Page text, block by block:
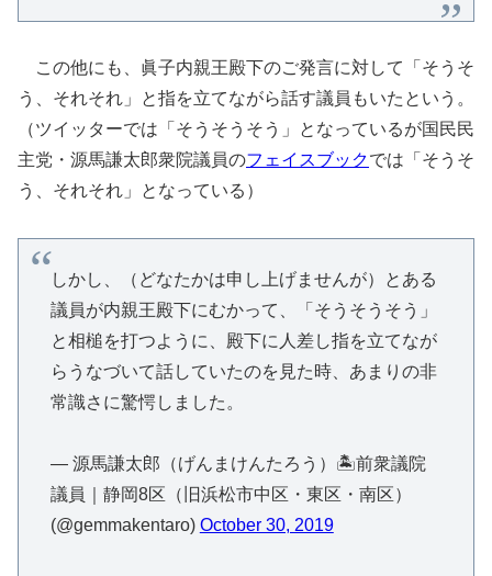
この他にも、眞子内親王殿下のご発言に対して「そうそ
う、それそれ」と指を立てながら話す議員もいたという。
（ツイッターでは「そうそうそう」となっているが国民民
主党・源馬謙太郎衆院議員のフェイスブックでは「そうそ
う、それそれ」となっている）
しかし、（どなたかは申し上げませんが）とある
議員が内親王殿下にむかって、「そうそうそう」
と相槌を打つように、殿下に人差し指を立てなが
らうなづいて話していたのを見た時、あまりの非
常識さに驚愕しました。
— 源馬謙太郎（げんまけんたろう）🏝前衆議院
議員｜静岡8区（旧浜松市中区・東区・南区）
(@gemmakentaro) October 30, 2019